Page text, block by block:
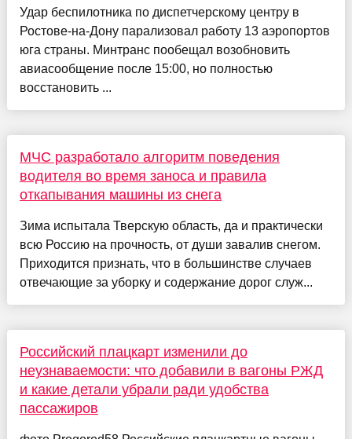
Удар беспилотника по диспетчерскому центру в
Ростове-на-Дону парализовал работу 13 аэропортов
юга страны. Минтранс пообещал возобновить
авиасообщение после 15:00, но полностью
восстановить ...
МЧС разработало алгоритм поведения
водителя во время заноса и правила
откапывания машины из снега
Зима испытала Тверскую область, да и практически
всю Россию на прочность, от души завалив снегом.
Приходится признать, что в большинстве случаев
отвечающие за уборку и содержание дорог служ...
Российский плацкарт изменили до
неузнаваемости: что добавили в вагоны РЖД
и какие детали убрали ради удобства
пассажиров